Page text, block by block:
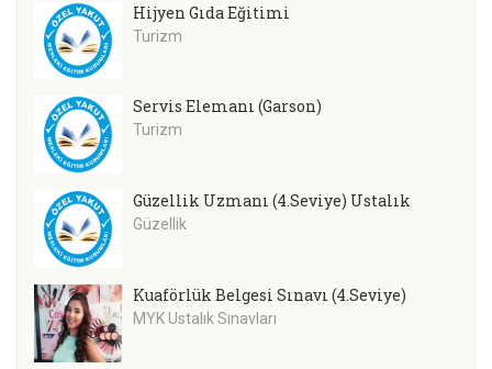
Hijyen Gıda Eğitimi
Turizm
Servis Elemanı (Garson)
Turizm
Güzellik Uzmanı (4.Seviye) Ustalık
Güzellik
Kuaförlük Belgesi Sınavı (4.Seviye)
MYK Ustalık Sınavları